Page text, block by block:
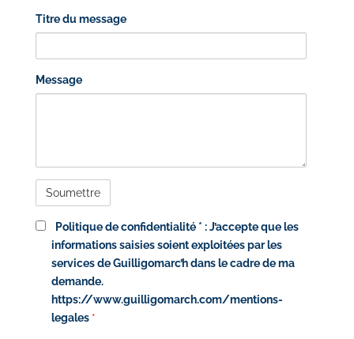
Titre du message
Message
Politique de confidentialité * :J’accepte que les
informations saisies soient exploitées par les
services de Guilligomarc’h dans le cadre de ma
demande.
https://www.guilligomarch.com/mentions-
legales *